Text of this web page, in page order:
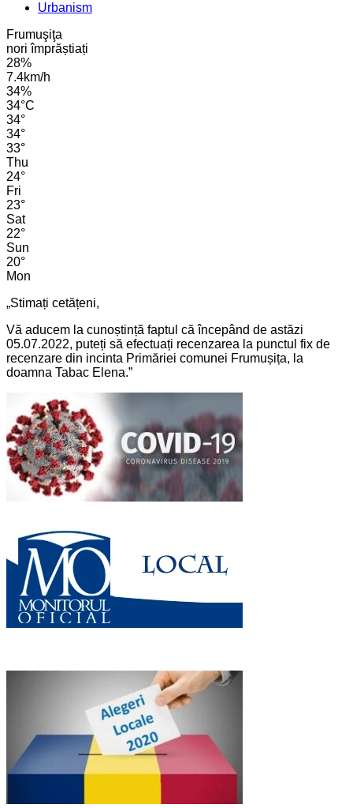
Urbanism
Frumuşiţa
nori împrăștiați
28%
7.4km/h
34%
34°C
34°
34°
33°
Thu
24°
Fri
23°
Sat
22°
Sun
20°
Mon
„Stimați cetățeni,
Vă aducem la cunoștință faptul că începând de astăzi
05.07.2022, puteți să efectuați recenzarea la punctul fix de
recenzare din incinta Primăriei comunei Frumușița, la
doamna Tabac Elena.”